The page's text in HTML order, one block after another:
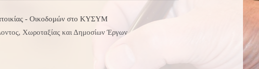
- Οικοδομών στο ΚΥΣΥΜ
Χωροταξίας και Δημοσίων Έργων